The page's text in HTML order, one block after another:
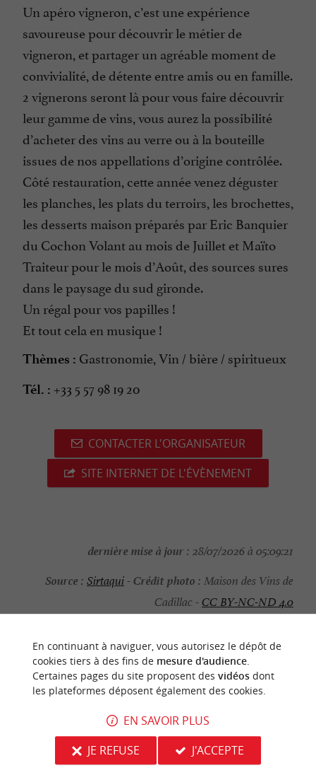
Un apéro vigneron, c’est une expérience
savoureuse pour découvrir le métier de
vigneron, et partager un agréable moment de
convivialité, de détente entre amis ou en famille.
2 vignerons seront là pour vous faire découvrir
leur gamme de vins, vous aurez la possibilité
d’acheter des vins au verre ou à la bouteille
issues de nos appellations d’origine contrôlée.
Côté restauration, cette année venez déguster
les planches, les plats du terroirs, les brochettes,
les desserts maison préparés par Eric Banquier
du Cochon Volant au mois de Juillet et Maïto
Traiteur pour le mois d’Août, des sources sures
dans le paysage du sud gironde.
Un régal pour vos papilles !
Et tout cela en musique !
Thèmes : Gastronomie, Vin / bière / spiritueux
Tél. : +33 5 57 98 19 20
CONTACTER L'ORGANISATEUR
SITE INTERNET DE L'ÉVÈNEMENT
dernière mise à jour : 28/07/2026 à 05:09:21
Source : Sirtaqui-Crédit photo : Maison des Vins de
Cadillac -CC BY-NC-ND 4.0
NOUS AVONS TESTÉPOUR VOUS
En continuant à naviguer, vous autorisez le dépôt de
cookies tiers à des fins de mesure d'audience.
Certaines pages du site proposent des vidéosdont
les plateformes déposent également des cookies.
EN SAVOIR PLUS
JE REFUSE
J'ACCEPTE